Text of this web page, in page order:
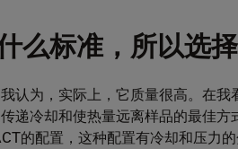
么标准，所以选择
认为，实际上，它质量很高。在
递冷却和使热量远离样品的最佳
的配置，这种配置有冷却和压力